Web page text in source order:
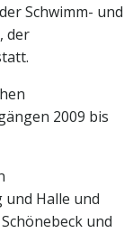
Schwimm- und
der
2009 bis
Halle und
und